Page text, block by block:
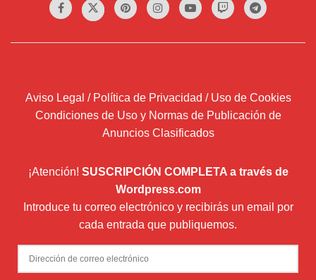
Aviso Legal / Política de Privacidad / Uso de Cookies
Condiciones de Uso y Normas de Publicación de
Anuncios Clasificados
¡Atención! SUSCRIPCIÓN COMPLETA a través de
Wordpress.com
Introduce tu correo electrónico y recibirás un email por
cada entrada que publiquemos.
Dirección
de